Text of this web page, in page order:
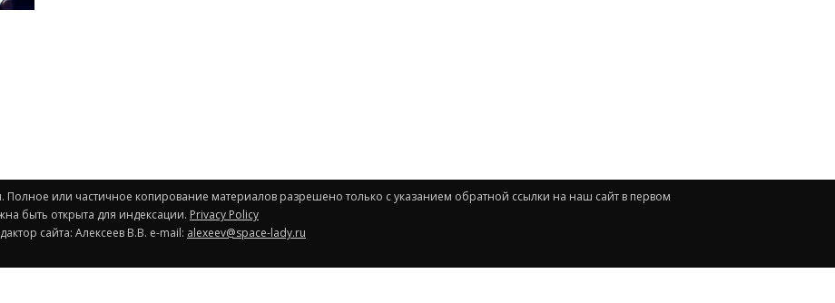
или частичное копирование материалов разрешено только с указанием обратной ссылки на наш сайт в первом
быть открыта для индексации. Privacy Policy
сайта: Алексеев В.В. e-mail: alexeev@space-lady.ru